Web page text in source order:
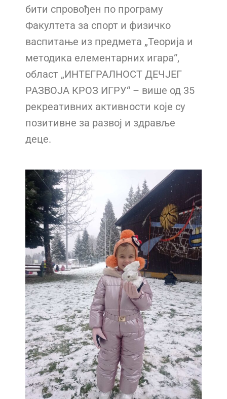
бити спровођен по програму
Факултета за спорт и физичко
васпитање из предмета „Теорија и
методика елементарних игара“,
област „ИНТЕГРАЛНОСТ ДЕЧЈЕГ
РАЗВОЈА КРОЗ ИГРУ“ – више од 35
рекреативних активности које су
позитивне за развој и здравље
деце.